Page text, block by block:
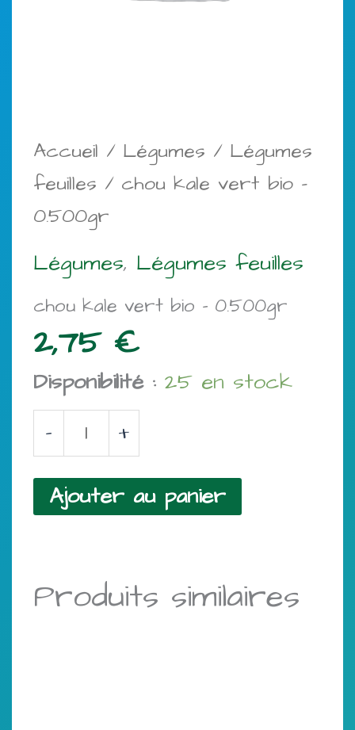
Accueil / Légumes / Légumes
feuilles / chou kale vert bio –
0.500gr
Légumes, Légumes feuilles
chou kale vert bio – 0.500gr
2,75€
Disponibilité : 25 en stock
-
quantité
de
chou
kale
bio
+
Ajouter au panier
Produits similaires